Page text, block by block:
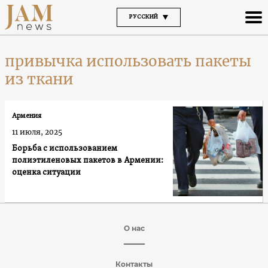
РУССКИЙ
привычка использовать пакеты
из ткани
Борьба с использованием
полиэтиленовых пакетов в Армении:
оценка ситуации
Армения
11 июля, 2025
О нас
Контакты